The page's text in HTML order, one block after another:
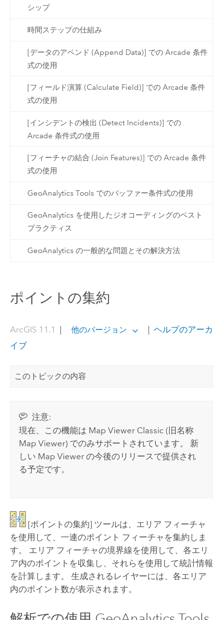
シップ
時間ステップの仕組み
[データのアペンド (Append Data)] での Arcade 条件
式の使用
[フィールド演算 (Calculate Field)] での Arcade 条件
式の使用
[インシデントの検出 (Detect Incidents)] での
Arcade 条件式の使用
[フィーチャの結合 (Join Features)] での Arcade 条件
式の使用
GeoAnalytics Tools でのバッファー条件式の使用
GeoAnalytics を使用したジオコーディングのベスト
プラクティス
GeoAnalytics の一般的な問題とその解決方法
ポイントの集約
ArcGIS 11.1 | 他のバージョン | ヘルプのアーカ
イブ
このトピックの内容
注意:
現在、この機能は Map Viewer Classic (旧名称
Map Viewer) でのみサポートされています。 新
しい Map Viewer の今後のリリースで提供され
る予定です。
[ポイントの集約] ツールは、エリア フィーチャ
を使用して、一連のポイント フィーチャを集約しま
す。 エリア フィーチャの境界線を使用して、各エリ
ア内のポイントを収集し、それらを使用して統計情報
を計算します。 生成されるレイヤーには、各エリア
内のポイント数が表示されます。